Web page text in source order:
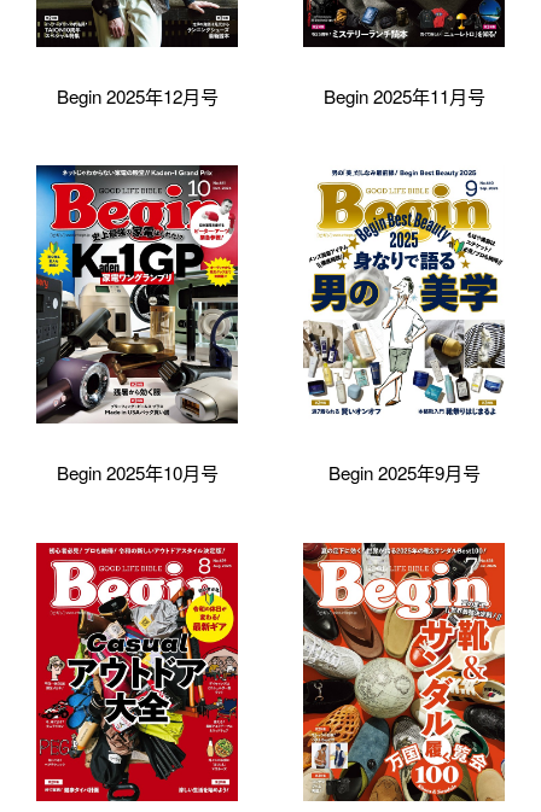
Begin 2025年12月号 Begin 2025年11月号
Begin 2025年10月号 Begin 2025年9月号